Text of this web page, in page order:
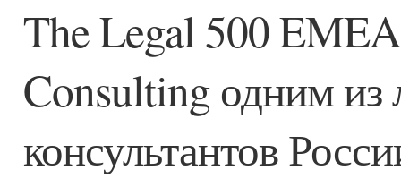
The Legal 500
Consulting одним
консультантов